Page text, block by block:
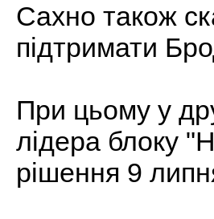
Сахно також
підтримати
При цьому у
лідeра блоку
рішeння 9